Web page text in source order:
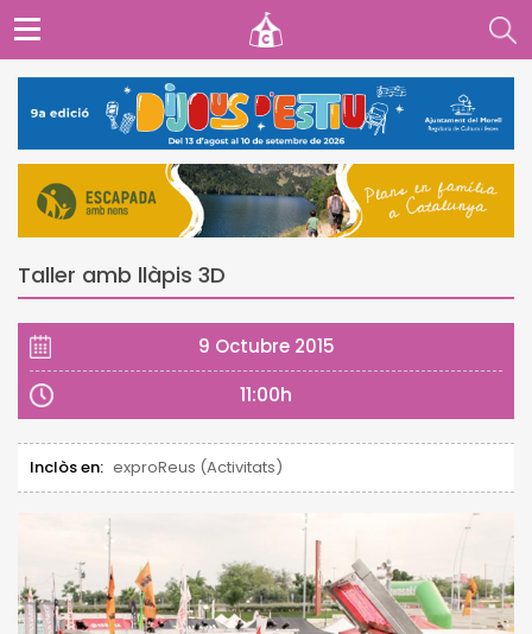
Taller amb llàpis 3D
9 Octubre 2015
11:00h
Inclòs en: exproReus (Activitats)